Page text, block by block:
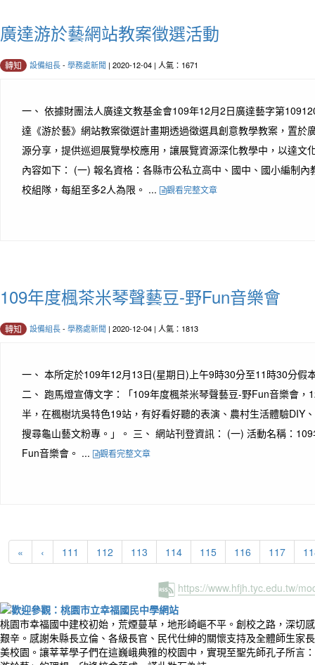
廣達游於藝網站教案徵選活動
轉知 設備組長- 學務處新聞 | 2020-12-04 | 人氣：1671
一、 依據財團法人廣達文教基金會109年12月2日廣達藝字第
達《游於藝》網站教案徵選計畫期透過徵選具創意教學教案，置於
源分享，提供巡迴展覽學校應用，讓展覽資源深化教學中，以達文
內容如下： (一) 報名資格：各縣市公私立高中、國中、國小編制
校組隊，每組至多2人為限。 ...
觀看完整文章
109年度楓茶米琴聲藝豆-野Fun音樂會
轉知 設備組長- 學務處新聞 | 2020-12-04 | 人氣：1813
一、 本所定於109年12月13日(星期日)上午9時30分至11時30分假
二、 跑馬燈宣傳文字：「109年度楓茶米琴聲藝豆-野Fun音樂會，
半，在楓樹坑吳特色19站，有好看好聽的表演、農村生活體驗DIY
搜尋龜山藝文粉專。」。 三、 網站刊登資訊： (一) 活動名稱：
Fun音樂會。 ...
觀看完整文章
« ‹ 111 112 113 114 115 116 117
https://www.hfjh.tyc.edu.tw/
桃園市幸福國中建校初始，荒煙蔓草，地形崎嶇不平。創校之路，深切
艱辛。感謝朱縣長立倫、各級長官、民代仕紳的關懷支持及全體師生家
美校園。讓莘莘學子們在這巍峨典雅的校園中，實現至聖先師孔子所言